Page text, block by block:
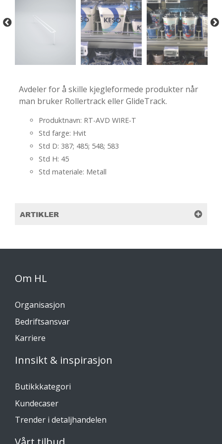
Avdeler for å skille kjegleformede produkter når
man bruker Rollertrack eller GlideTrack.
Produktnavn: RT-AVD WIRE-T
Std farge: Hvit
Std D: 387; 485; 548; 583
Std H: 45
Std materiale: Metall
ARTIKLER
Om HL
Organisasjon
Bedriftsansvar
Karriere
Innsikt & inspirasjon
Butikkkategori
Kundecaser
Trender i detaljhandelen